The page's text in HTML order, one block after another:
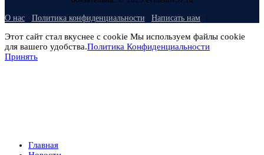
О нас Политика конфиденциальности Написать нам
Этот сайт стал вкуснее с cookie Мы используем файлы cookie
для вашего удобства.Политика Конфиденциальности
Принять
Главная